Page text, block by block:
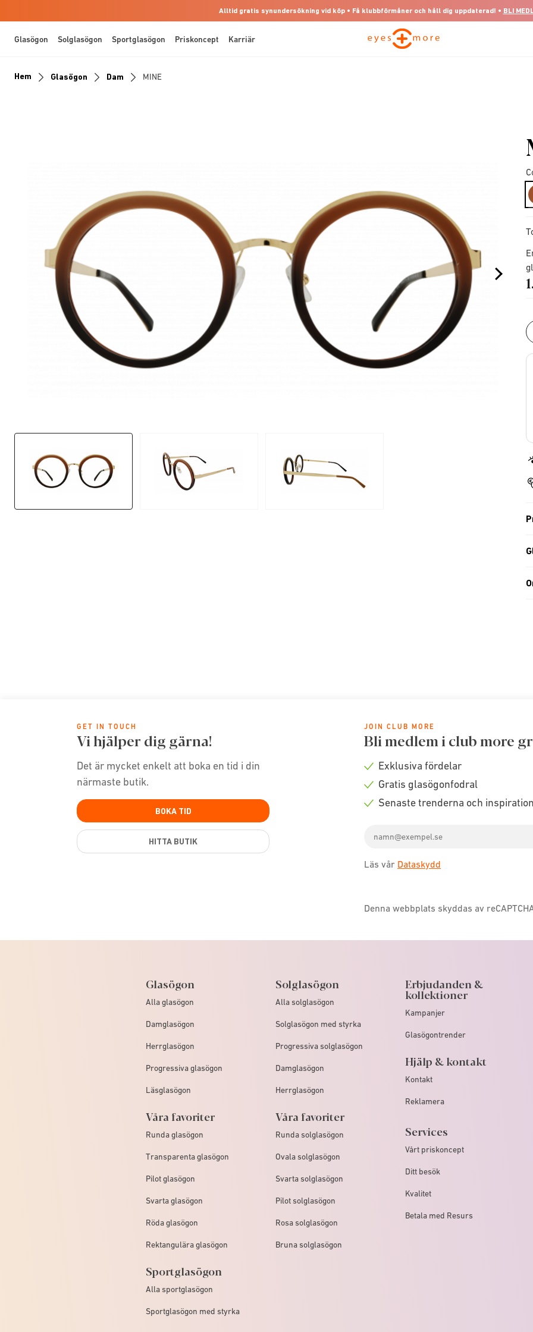
Alltid gratis synundersökning vid köp • Få klubbförmåner och håll dig uppdaterad! • BLI
Glasögon Solglasögon Sportglasögon Priskoncept Karriär
Hem Glasögon Dam MINE
GET IN TOUCH
Vi hjälper dig gärna!
Det är mycket enkelt att boka en tid i din
närmaste butik.
BOKA TID
HITTA BUTIK
JOIN CLUB MORE
Bli medlem i club more
Check
Exklusiva fördelar
Check
Gratis glasögonfodral
Senaste trenderna och inspiration
address
Läs vår Dataskydd
Denna webbplats skyddas av
Glasögon
Alla glasögon
Damglasögon
Herrglasögon
Progressiva glasögon
Läsglasögon
Våra favoriter
Runda glasögon
Transparenta glasögon
Pilot glasögon
Svarta glasögon
Röda glasögon
Rektangulära glasögon
Sportglasögon
Alla sportglasögon
Sportglasögon med styrka
Solglasögon
Alla solglasögon
Solglasögon med styrka
Progressiva solglasögon
Damglasögon
Herrglasögon
Våra favoriter
Runda solglasögon
Ovala solglasögon
Svarta solglasögon
Pilot solglasögon
Rosa solglasögon
Bruna solglasögon
Erbjudanden &
kollektioner
Kampanjer
Glasögontrender
Hjälp & kontakt
Kontakt
Reklamera
Services
Vårt priskoncept
Ditt besök
Kvalitet
Betala med Resurs